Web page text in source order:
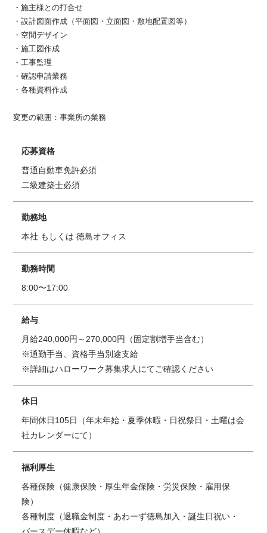
・施主様との打合せ
・設計図面作成（平面図・立面図・敷地配置図等）
・空間デザイン
・施工図作成
・工事監理
・確認申請業務
・各種資料作成
変更の範囲：事業所の業務
応募資格
普通自動車免許必須
二級建築士必須
勤務地
本社 もしくは 徳島オフィス
勤務時間
8:00〜17:00
給与
月給240,000円～270,000円（固定割増手当含む）
※通勤手当、資格手当別途支給
※詳細はハローワーク募集求人にてご確認ください
休日
年間休日105日（年末年始・夏季休暇・日祝祭日・土曜は会
社カレンダーにて）
福利厚生
各種保険（健康保険・厚生年金保険・労災保険・雇用保
険）
各種制度（退職金制度・あわーず徳島加入・誕生日祝い・
バースデー休暇など）